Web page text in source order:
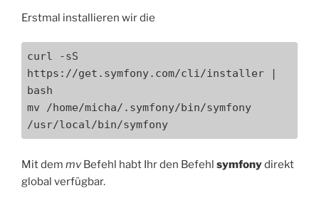
Erstmal installieren wir die
curl -sS
https://get.symfony.com/cli/installer |
bash
mv /home/micha/.symfony/bin/symfony
/usr/local/bin/symfony
Mit dem mvBefehl habt Ihr den Befehl symfonydirekt
global verfügbar.